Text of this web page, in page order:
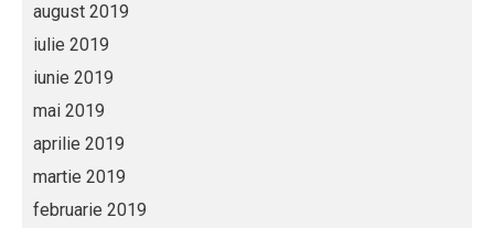
august 2019
iulie 2019
iunie 2019
mai 2019
aprilie 2019
martie 2019
februarie 2019